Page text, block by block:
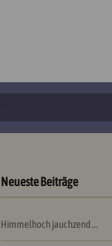
Neueste Beiträge
Himmelhoch jauchzend …